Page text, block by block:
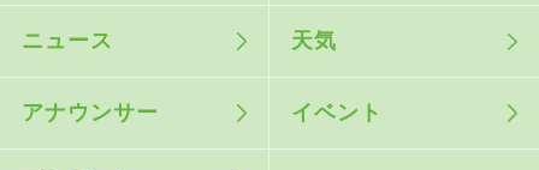
ニュース 天気
アナウンサー イベント